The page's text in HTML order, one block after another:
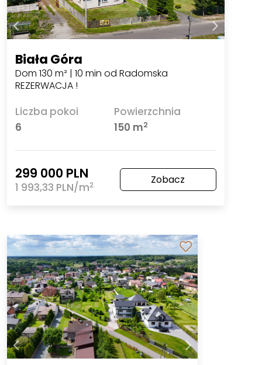
Biała Góra
Dom 130 m² | 10 min od Radomska
REZERWACJA !
Liczba pokoi
6
Powierzchnia
150 m2
299 000 PLN
1 993,33 PLN/m2 Zobacz